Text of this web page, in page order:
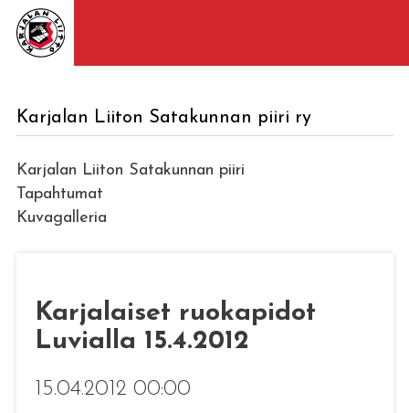
Karjalan Liiton Satakunnan piiri ry
Karjalan Liiton Satakunnan piiri
Tapahtumat
Kuvagalleria
Karjalaiset ruokapidot
Luvialla 15.4.2012
15.04.2012 00:00